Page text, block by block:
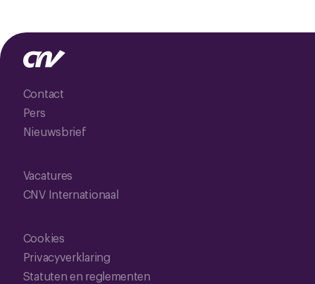
Contact
Pers
Nieuwsbrief
Vacatures
CNV Internationaal
Cookies
Privacyverklaring
Statuten en reglementen